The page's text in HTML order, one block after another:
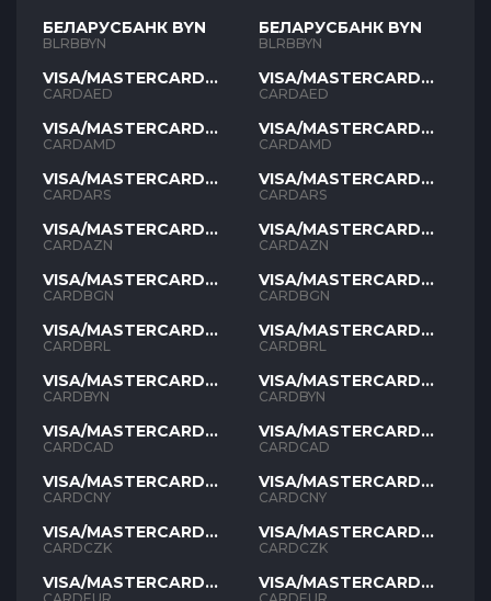
БЕЛАРУСБАНК BYN
BLRBBYN
VISA/MASTERCARD
AED
CARDAED
VISA/MASTERCARD
AMD
CARDAMD
VISA/MASTERCARD
ARS
CARDARS
VISA/MASTERCARD
AZN
CARDAZN
VISA/MASTERCARD
BGN
CARDBGN
VISA/MASTERCARD
BRL
CARDBRL
VISA/MASTERCARD
BYN
CARDBYN
VISA/MASTERCARD
CAD
CARDCAD
VISA/MASTERCARD
CNY
CARDCNY
VISA/MASTERCARD
CZK
CARDCZK
VISA/MASTERCARD
БЕЛАРУСБАНК BYN
BLRBBYN
VISA/MASTERCARD
AED
CARDAED
VISA/MASTERCARD
AMD
CARDAMD
VISA/MASTERCARD
ARS
CARDARS
VISA/MASTERCARD
AZN
CARDAZN
VISA/MASTERCARD
BGN
CARDBGN
VISA/MASTERCARD
BRL
CARDBRL
VISA/MASTERCARD
BYN
CARDBYN
VISA/MASTERCARD
CAD
CARDCAD
VISA/MASTERCARD
CNY
CARDCNY
VISA/MASTERCARD
CZK
CARDCZK
VISA/MASTERCARD